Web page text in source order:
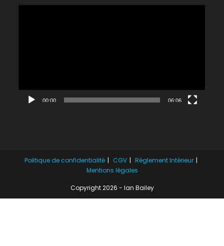
00:00 06:06
Politique de confidentialité CGV
Règlement Intérieur
Mentions légales
Copyright 2026 - Ian Bailey